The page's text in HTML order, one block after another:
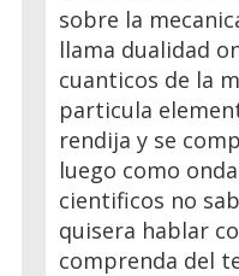
sobre la
llama dualidad
cuanticos de la
particula
rendija y se
luego como
cientificos no
quisera hablar
comprenda del